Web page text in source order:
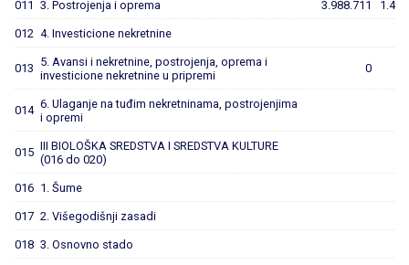
011 3. Postrojenja i oprema 3.988.711
012 4. Investicione nekretnine
013 5. Avansi i nekretnine, postrojenja, oprema i
investicione nekretnine u pripremi
0
014 6. Ulaganje na tuđim nekretninama, postrojenjima
i opremi
015 III BIOLOŠKA SREDSTVA I SREDSTVA KULTURE
(016 do 020)
016 1. Šume
017 2. Višegodišnji zasadi
018 3. Osnovno stado